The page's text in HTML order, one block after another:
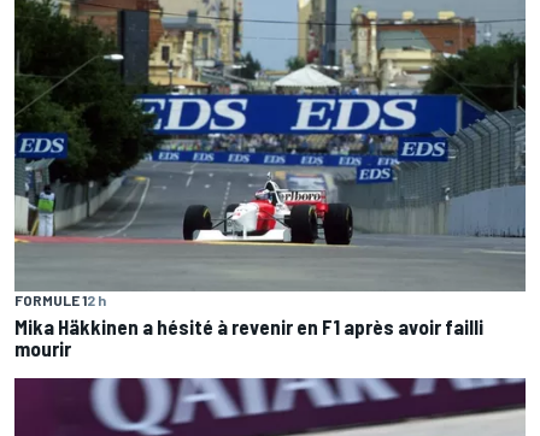
FORMULE 12 h
Mika Häkkinen a hésité à revenir en F1 après avoir failli
mourir